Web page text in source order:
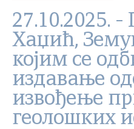
27.10.2025. -
Хаџић,
којим се
издавање
извођење
геолошких